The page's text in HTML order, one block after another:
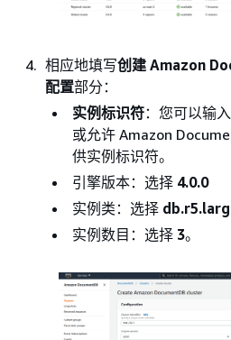
相应地填写创建 Amazon
配置部分：
实例标识符：您可以输
或允许 Amazon
供实例标识符。
引擎版本：选择 4.0.0
实例类：选择
实例数目：选择 3。